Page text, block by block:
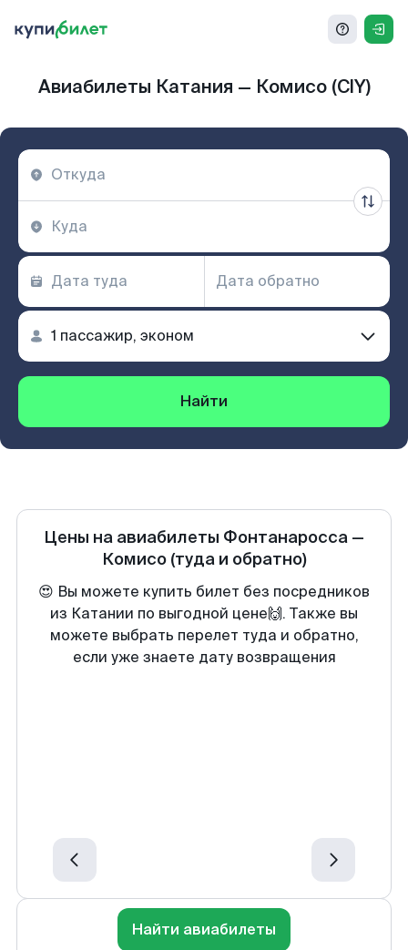
Авиабилеты Катания — Комисо (CIY)
Найти
Цены на авиабилеты Фонтанаросса —
Комисо (туда и обратно)
😍 Вы можете купить билет без посредников
из Катании по выгодной цене🙌. Также вы
можете выбрать перелет туда и обратно,
если уже знаете дату возвращения
Найти авиабилеты